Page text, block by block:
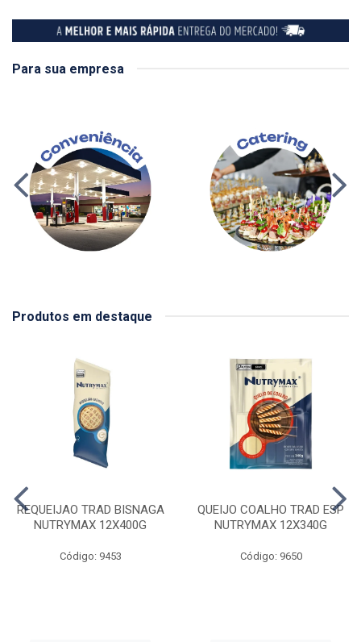
Para sua empresa
Produtos em destaque
REQUEIJAO TRAD BISNAGA
NUTRYMAX 12X400G
Código: 9453
QUEIJO COALHO TRAD ESP
NUTRYMAX 12X340G
Código: 9650